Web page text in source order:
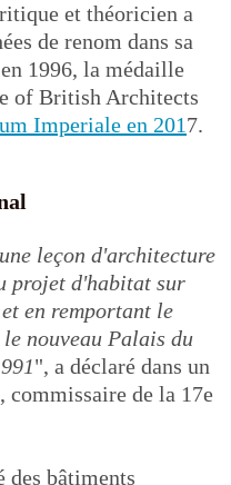
et théoricien a
de renom dans sa
1996, la médaille
of British Architects
Imperiale en 2017.
leçon d'architecture
projet d'habitat sur
en remportant le
nouveau Palais du
", a déclaré dans un
commissaire de la 17e
des bâtiments